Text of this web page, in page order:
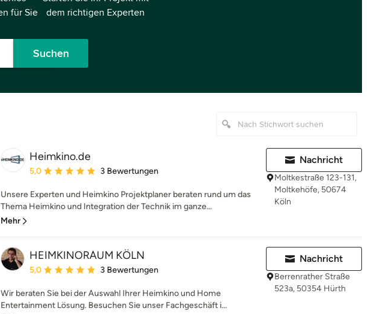
für Sie
dem richtigen Experten
Suchen
Heimkino.de
Durchschnittliche Bewertung: 5 von 5 Sternen
5,0 3 Bewertungen
Unsere Experten und Heimkino Projektplaner beraten rund um das
Thema Heimkino und Integration der Technik im ganze...
Mehr
Nachricht
Moltkestraße 123-131,
Moltkehöfe, 50674
Köln
HEIMKINORAUM KÖLN
Durchschnittliche Bewertung: 5 von 5 Sternen
5,0 3 Bewertungen
Wir beraten Sie bei der Auswahl Ihrer Heimkino und Home
Entertainment Lösung. Besuchen Sie unser Fachgeschäft i...
Nachricht
Berrenrather Straße
523a, 50354 Hürth